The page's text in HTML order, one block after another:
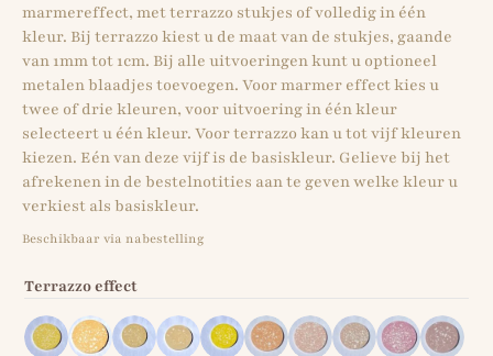
marmereffect, met terrazzo stukjes of volledig in één
kleur. Bij terrazzo kiest u de maat van de stukjes, gaande
van 1mm tot 1cm. Bij alle uitvoeringen kunt u optioneel
metalen blaadjes toevoegen. Voor marmer effect kies u
twee of drie kleuren, voor uitvoering in één kleur
selecteert u één kleur. Voor terrazzo kan u tot vijf kleuren
kiezen. Eén van deze vijf is de basiskleur. Gelieve bij het
afrekenen in de bestelnotities aan te geven welke kleur u
verkiest als basiskleur.
Beschikbaar via nabestelling
Terrazzo effect